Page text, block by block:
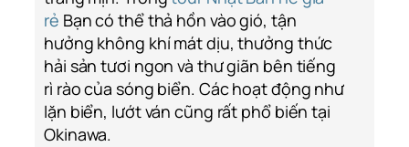
rẻ Bạn có thể thả hồn vào gió, tận
hưởng không khí mát dịu, thưởng thức
hải sản tươi ngon và thư giãn bên tiếng
rì rào của sóng biển. Các hoạt động như
lặn biển, lướt ván cũng rất phổ biến tại
Okinawa.